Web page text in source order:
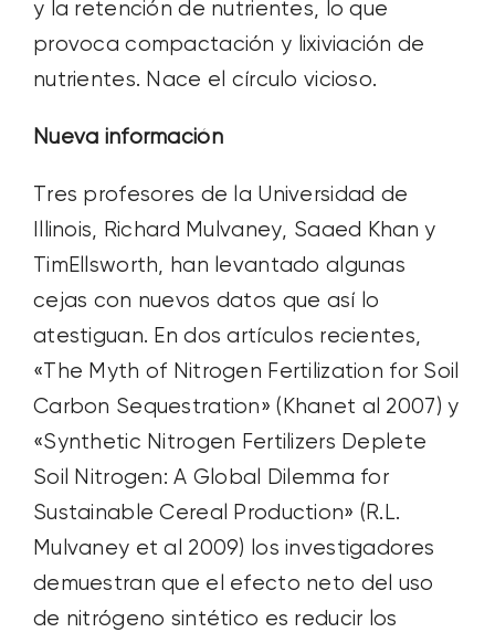
y la retención de nutrientes, lo que
provoca compactación y lixiviación de
nutrientes. Nace el círculo vicioso.
Nueva información
Tres profesores de la Universidad de
Illinois, Richard Mulvaney, Saaed Khan y
TimEllsworth, han levantado algunas
cejas con nuevos datos que así lo
atestiguan. En dos artículos recientes,
«The Myth of Nitrogen Fertilization for Soil
Carbon Sequestration» (Khanet al 2007) y
«Synthetic Nitrogen Fertilizers Deplete
Soil Nitrogen: A Global Dilemma for
Sustainable Cereal Production» (R.L.
Mulvaney et al 2009) los investigadores
demuestran que el efecto neto del uso
de nitrógeno sintético es reducir los